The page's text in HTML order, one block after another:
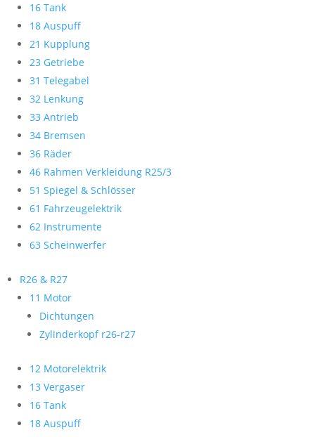
16 Tank
18 Auspuff
21 Kupplung
23 Getriebe
31 Telegabel
32 Lenkung
33 Antrieb
34 Bremsen
36 Räder
46 Rahmen Verkleidung R25/3
51 Spiegel & Schlösser
61 Fahrzeugelektrik
62 Instrumente
63 Scheinwerfer
R26 & R27
11 Motor
Dichtungen
Zylinderkopf r26-r27
12 Motorelektrik
13 Vergaser
16 Tank
18 Auspuff